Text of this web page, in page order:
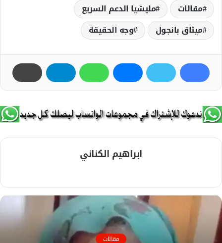
مقالات
مليشيا الدعم السريع
ميثاق بانجول
وجه الحقيقة
ابراهيم الكناني
ق
ع
ا
ل
مقالات